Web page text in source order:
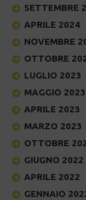
SETTEMBRE
APRILE 2024
NOVEMBRE
OTTOBRE
LUGLIO 2023
MAGGIO 2023
APRILE 2023
MARZO 2023
OTTOBRE
GIUGNO 2022
APRILE 2022
GENNAIO